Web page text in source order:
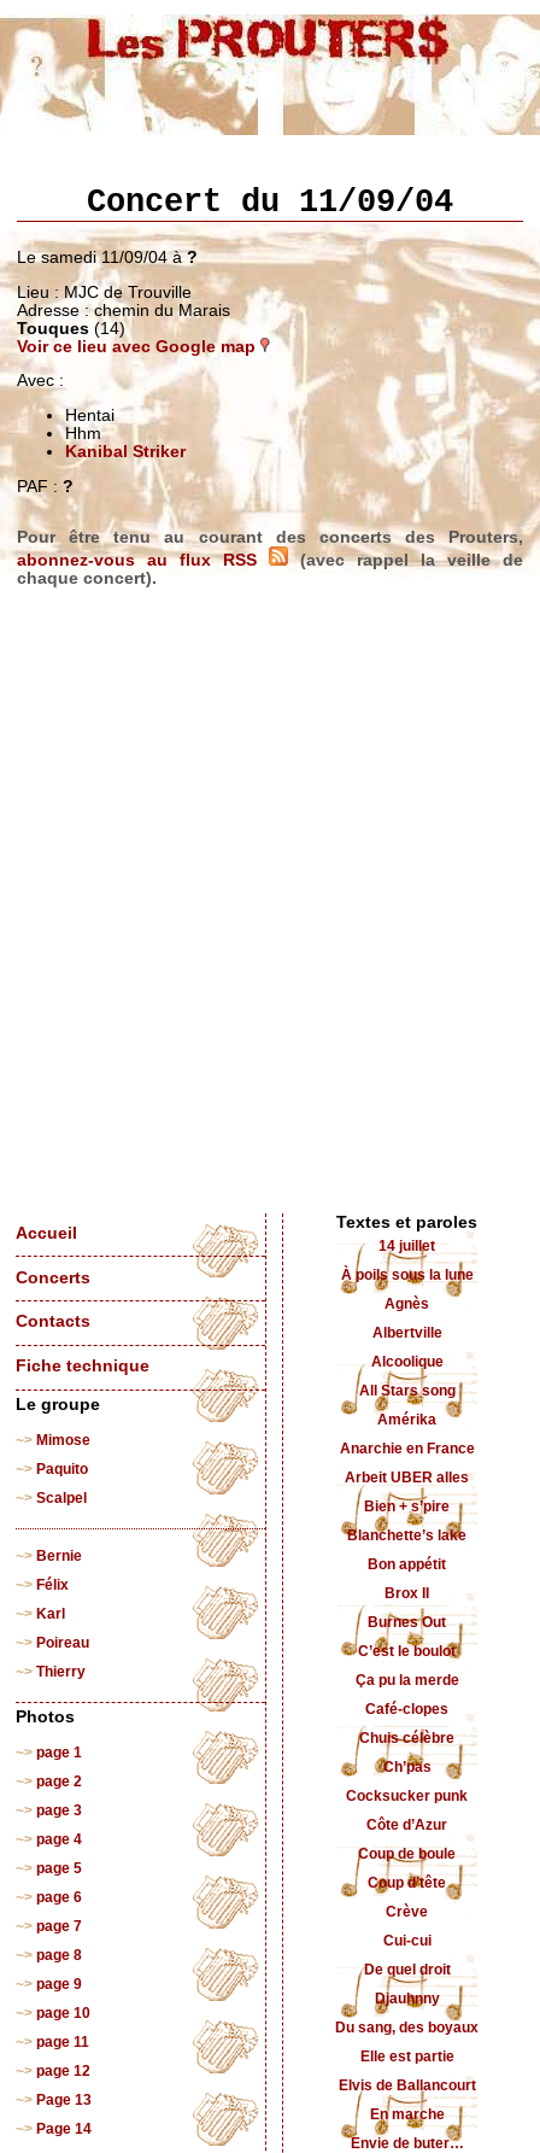
Concert du 11/09/04
Le samedi 11/09/04 à?
Lieu : MJC de Trouville
Adresse : chemin du Marais
Touques(14)
Voir ce lieu avec Google map
Avec :
Hentai
Hhm
Kanibal Striker
PAF : ?
Pour être tenu au courant des concerts des Prouters,
abonnez-vous au flux RSS
(avec rappel la veille de
chaque concert).
Accueil
Concerts
Contacts
Fiche technique
Le groupe
Mimose
Paquito
Scalpel
Bernie
Félix
Karl
Poireau
Thierry
Photos
page 1
page 2
page 3
page 4
page 5
page 6
page 7
page 8
page 9
page 10
page 11
page 12
Page 13
Page 14
Textes et paroles
14 juillet
À poils sous la lune
Agnès
Albertville
Alcoolique
All Stars song
Amérika
Anarchie en France
Arbeit UBER alles
Bien + s’pire
Blanchette’s lake
Bon appétit
Brox II
Burnes Out
C’est le boulot
Ça pu la merde
Café-clopes
Chuis célèbre
Ch’pas
Cocksucker punk
Côte d’Azur
Coup de boule
Coup d’tête
Crève
Cui-cui
De quel droit
Djauhnny
Du sang, des boyaux
Elle est partie
Elvis de Ballancourt
En marche
Envie de buter…